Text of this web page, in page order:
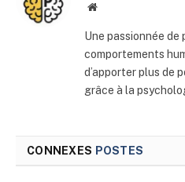
Site
Une passionnée de
comportements
d’apporter plus de
grâce à la
CONNEXES POSTES